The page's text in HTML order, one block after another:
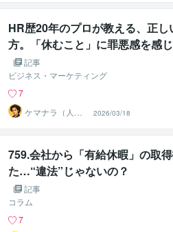
HR歴20年のプロが教える、正し
方。「休むこと」に罪悪感を感
へ。記事
ビジネス・マーケティング
7
ケマナラ（人
事・採用コンサ
ルタント）
2026/03/18
759.会社から「有給休暇」の取
た…“違法”じゃないの？
記事
コラム
7